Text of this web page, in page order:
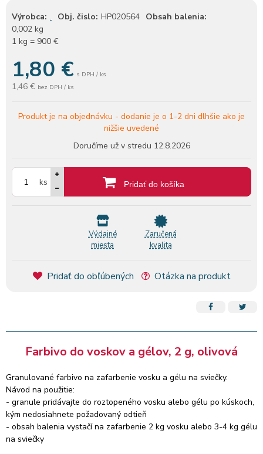
Výrobca: . Obj. čislo: HP020564 Obsah balenia:
0,002 kg
1 kg = 900 €
1,80 € s DPH / ks
1,46 € bez DPH / ks
Produkt je na objednávku - dodanie je o 1-2 dni dlhšie ako je
nižšie uvedené
Doručíme už v stredu 12.8.2026
ks Pridať do košíka
Výdajné
miesta
Zaručená
kvalita
Pridať do obľúbených Otázka na produkt
Farbivo do voskov a gélov, 2 g, olivová
Granulované farbivo na zafarbenie vosku a gélu na sviečky.
Návod na použitie:
- granule pridávajte do roztopeného vosku alebo gélu po kúskoch,
kým nedosiahnete požadovaný odtieň
- obsah balenia vystačí na zafarbenie 2 kg vosku alebo 3-4 kg gélu
na sviečky